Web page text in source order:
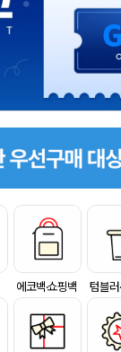
에코백·쇼핑백 텀블러